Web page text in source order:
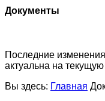
Документы
Последние
актуальна на текущую
Вы здесь: Главная